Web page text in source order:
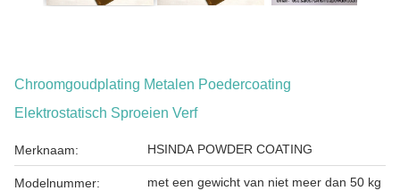
Chroomgoudplating Metalen Poedercoating
Elektrostatisch Sproeien Verf
Merknaam: HSINDA POWDER COATING
Modelnummer: met een gewicht van niet meer dan 50 kg